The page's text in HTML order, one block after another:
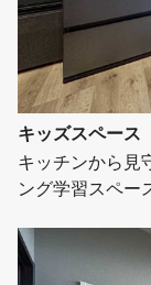
キッズスペース
キッチンから見
ング学習スペー